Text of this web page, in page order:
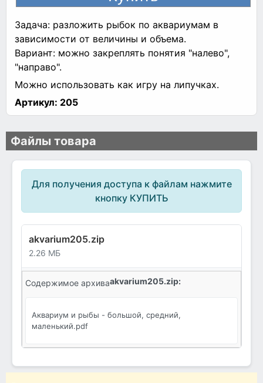
Задача: разложить рыбок по аквариумам в
зависимости от величины и объема.
Вариант: можно закреплять понятия "налево",
"направо".
Можно использовать как игру на липучках.
Артикул: 205
Файлы товара
Для получения доступа к файлам нажмите
кнопку КУПИТЬ
akvarium205.zip
2.26 МБ
Содержимое архиваakvarium205.zip:
Аквариум и рыбы - большой, средний,
маленький.pdf